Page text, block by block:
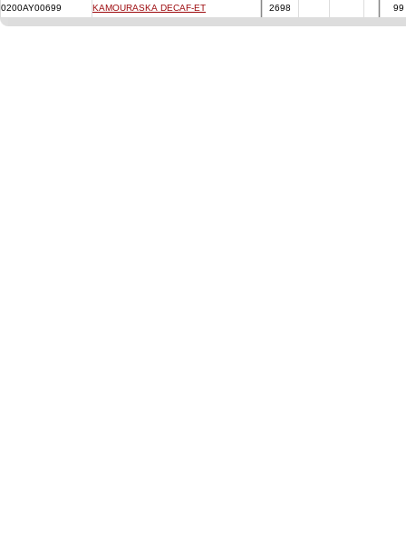
0200AY00699
KAMOURASKA DECAF-ET 2698 99